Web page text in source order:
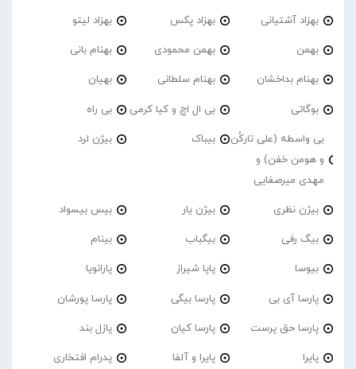
بهزاد آشتیانی بهزاد پکس بهزاد لیتو
بهمن بهمن محمودی بهنام بانی
بهنام بداخشان بهنام سلطانی بهیان
بوگاتی بی ال اچ و کیا کرمی بی راه
بی واسطه (علی تارکُن
و هومن خفن) و
مهدی میرصفایی
بیباک بیژن لرد
بیژن نظری بیژن یار بیس بیسواد
بیگ رفی بیگباب بینام
بیوسا پاپا شیراز پارانویا
پارسا آی بی پارسا بیگی پارسا پورشان
پارسا حق پرست پارسا کیان پازل بند
پایرا پایرا و آلفا پدرام افتخاری